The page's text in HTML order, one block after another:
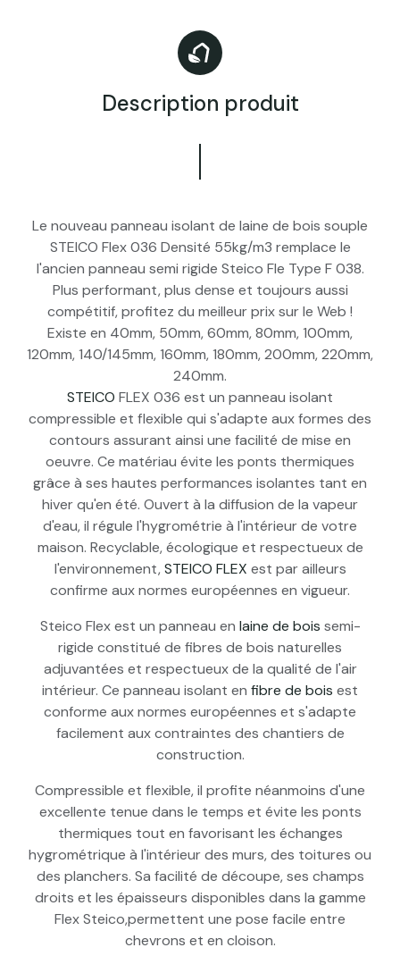
Description produit
Le nouveau panneau isolant de laine de bois souple
STEICO Flex 036 Densité 55kg/m3 remplace le
l'ancien panneau semi rigide Steico Fle Type F 038.
Plus performant, plus dense et toujours aussi
compétitif, profitez du meilleur prix sur le Web !
Existe en 40mm, 50mm, 60mm, 80mm, 100mm,
120mm, 140/145mm, 160mm, 180mm, 200mm, 220mm,
240mm.
STEICO FLEX 036 est un panneau isolant
compressible et flexible qui s'adapte aux formes des
contours assurant ainsi une facilité de mise en
oeuvre. Ce matériau évite les ponts thermiques
grâce à ses hautes performances isolantes tant en
hiver qu'en été. Ouvert à la diffusion de la vapeur
d'eau, il régule l'hygrométrie à l'intérieur de votre
maison. Recyclable, écologique et respectueux de
l'environnement,STEICO FLEX est par ailleurs
confirme aux normes européennes en vigueur.
Steico Flex est un panneau en laine de bois semi-
rigide constitué de fibres de bois naturelles
adjuvantées et respectueux de la qualité de l'air
intérieur. Ce panneau isolant en fibre de bois est
conforme aux normes européennes et s'adapte
facilement aux contraintes des chantiers de
construction.
Compressible et flexible, il profite néanmoins d'une
excellente tenue dans le temps et évite les ponts
thermiques tout en favorisant les échanges
hygrométrique à l'intérieur des murs, des toitures ou
des planchers. Sa facilité de découpe, ses champs
droits et les épaisseurs disponibles dans la gamme
Flex Steico,permettent une pose facile entre
chevrons et en cloison.